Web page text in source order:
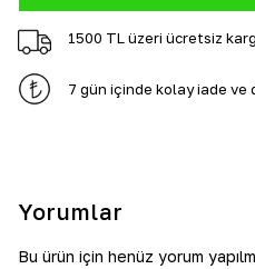
1500 TL üzeri ücretsiz
7 gün içinde kolay iade ve
Yorumlar
Bu ürün için henüz yorum